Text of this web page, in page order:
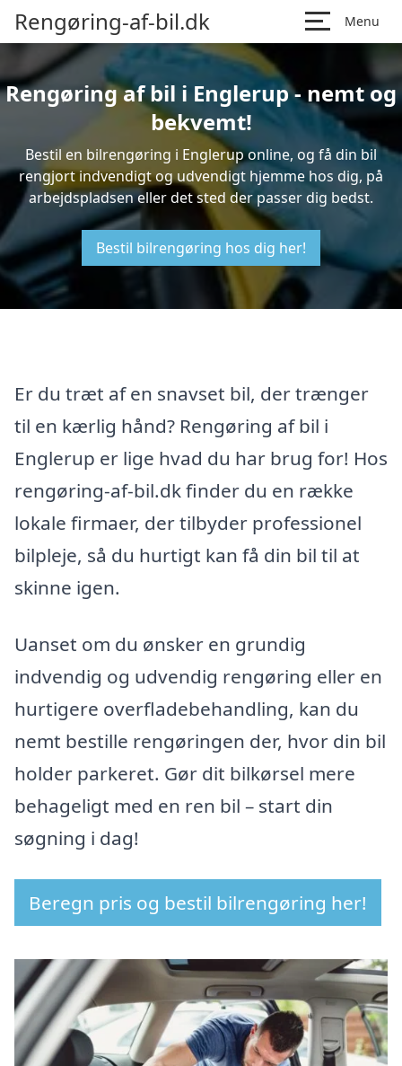
Rengøring-af-bil.dk Menu
Rengøring af bil i Englerup - nemt og
bekvemt!
Bestil en bilrengøring i Englerup online, og få din bil
rengjort indvendigt og udvendigt hjemme hos dig, på
arbejdspladsen eller det sted der passer dig bedst.
Bestil bilrengøring hos dig her!
Er du træt af en snavset bil, der trænger
til en kærlig hånd? Rengøring af bil i
Englerup er lige hvad du har brug for! Hos
rengøring-af-bil.dk finder du en række
lokale firmaer, der tilbyder professionel
bilpleje, så du hurtigt kan få din bil til at
skinne igen.
Uanset om du ønsker en grundig
indvendig og udvendig rengøring eller en
hurtigere overfladebehandling, kan du
nemt bestille rengøringen der, hvor din bil
holder parkeret. Gør dit bilkørsel mere
behageligt med en ren bil – start din
søgning i dag!
Beregn pris og bestil bilrengøring her!